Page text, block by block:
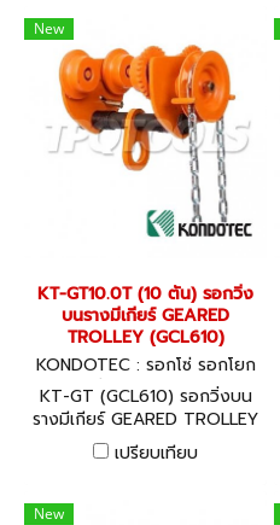
New
KT-GT10.0T (10 ตัน) รอกวิ่ง
บนรางมีเกียร์ GEARED
TROLLEY (GCL610)
KONDOTEC : รอกโซ่ รอกโยก
รอกถ่วง KT-GT10.0T
KT-GT (GCL610) รอกวิ่งบน
รางมีเกียร์ GEARED TROLLEY
สินค้าจากประเทศญี่ปุ่น พร้อมใบ
CERTIFICATE GUARANTEE
เปรียบเทียบ
New